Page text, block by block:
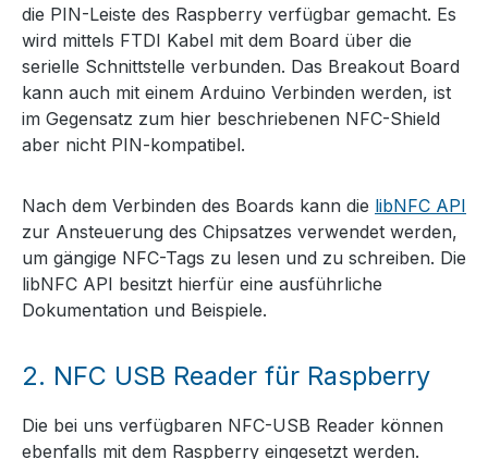
die PIN-Leiste des Raspberry verfügbar gemacht. Es
wird mittels FTDI Kabel mit dem Board über die
serielle Schnittstelle verbunden. Das Breakout Board
kann auch mit einem Arduino Verbinden werden, ist
im Gegensatz zum hier beschriebenen NFC-Shield
aber nicht PIN-kompatibel.
Nach dem Verbinden des Boards kann die libNFC API
zur Ansteuerung des Chipsatzes verwendet werden,
um gängige NFC-Tags zu lesen und zu schreiben. Die
libNFC API besitzt hierfür eine ausführliche
Dokumentation und Beispiele.
2. NFC USB Reader für Raspberry
Die bei uns verfügbaren NFC-USB Reader können
ebenfalls mit dem Raspberry eingesetzt werden.